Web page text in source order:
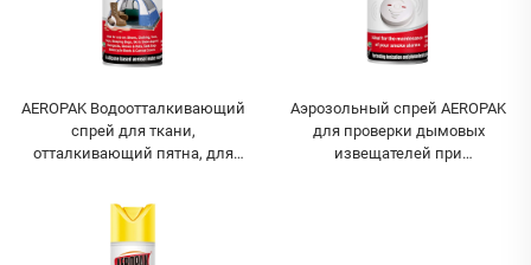
AEROPAK Водоотталкивающий
спрей для ткани,
отталкивающий пятна, для
Аэрозольный спрей AEROPAK
для проверки дымовых
извещателей при